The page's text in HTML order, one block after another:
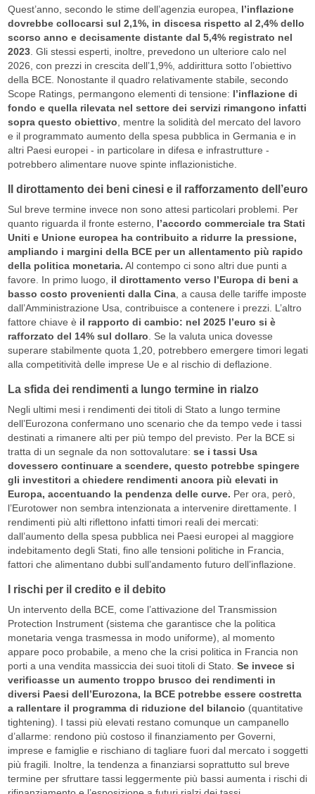
Quest’anno, secondo le stime dell’agenzia europea, l’inflazione
dovrebbe collocarsi sul 2,1%, in discesa rispetto al 2,4% dello
scorso anno e decisamente distante dal 5,4% registrato nel
2023. Gli stessi esperti, inoltre, prevedono un ulteriore calo nel
2026, con prezzi in crescita dell’1,9%, addirittura sotto l’obiettivo
della BCE. Nonostante il quadro relativamente stabile, secondo
Scope Ratings, permangono elementi di tensione: l’inflazione di
fondo e quella rilevata nel settore dei servizi rimangono infatti
sopra questo obiettivo , mentre la solidità del mercato del lavoro
e il programmato aumento della spesa pubblica in Germania e in
altri Paesi europei - in particolare in difesa e infrastrutture -
potrebbero alimentare nuove spinte inflazionistiche.
Il dirottamento dei beni cinesi e il rafforzamento dell’euro
Sul breve termine invece non sono attesi particolari problemi. Per
quanto riguarda il fronte esterno, l’accordo commerciale tra Stati
Uniti e Unione europea ha contribuito a ridurre la pressione,
ampliando i margini della BCE per un allentamento più rapido
della politica monetaria. Al contempo ci sono altri due punti a
favore. In primo luogo, il dirottamento verso l’Europa di beni a
basso costo provenienti dalla Cina, a causa delle tariffe imposte
dall’Amministrazione Usa, contribuisce a contenere i prezzi. L’altro
fattore chiave è il rapporto di cambio: nel 2025 l’euro si è
rafforzato del 14% sul dollaro . Se la valuta unica dovesse
superare stabilmente quota 1,20, potrebbero emergere timori legati
alla competitività delle imprese Ue e al rischio di deflazione.
La sfida dei rendimenti a lungo termine in rialzo
Negli ultimi mesi i rendimenti dei titoli di Stato a lungo termine
dell’Eurozona confermano uno scenario che da tempo vede i tassi
destinati a rimanere alti per più tempo del previsto. Per la BCE si
tratta di un segnale da non sottovalutare: se i tassi Usa
dovessero continuare a scendere, questo potrebbe spingere
gli investitori a chiedere rendimenti ancora più elevati in
Europa, accentuando la pendenza delle curve. Per ora, però,
l’Eurotower non sembra intenzionata a intervenire direttamente. I
rendimenti più alti riflettono infatti timori reali dei mercati:
dall’aumento della spesa pubblica nei Paesi europei al maggiore
indebitamento degli Stati, fino alle tensioni politiche in Francia,
fattori che alimentano dubbi sull’andamento futuro dell’inflazione.
I rischi per il credito e il debito
Un intervento della BCE, come l’attivazione del Transmission
Protection Instrument (sistema che garantisce che la politica
monetaria venga trasmessa in modo uniforme), al momento
appare poco probabile, a meno che la crisi politica in Francia non
porti a una vendita massiccia dei suoi titoli di Stato. Se invece si
verificasse un aumento troppo brusco dei rendimenti in
diversi Paesi dell’Eurozona, la BCE potrebbe essere costretta
a rallentare il programma di riduzione del bilancio (quantitative
tightening). I tassi più elevati restano comunque un campanello
d’allarme: rendono più costoso il finanziamento per Governi,
imprese e famiglie e rischiano di tagliare fuori dal mercato i soggetti
più fragili. Inoltre, la tendenza a finanziarsi soprattutto sul breve
termine per sfruttare tassi leggermente più bassi aumenta i rischi di